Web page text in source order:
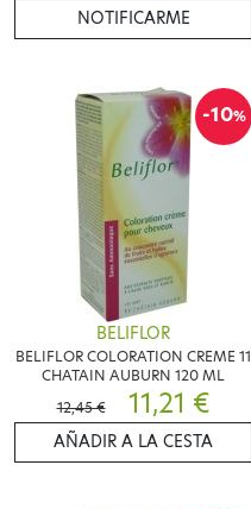
NOTIFICARME
-10%
BELIFLOR
BELIFLOR COLORATION CREME 11
CHATAIN AUBURN 120 ML
12,45 €
11,21 €
AÑADIR A LA CESTA